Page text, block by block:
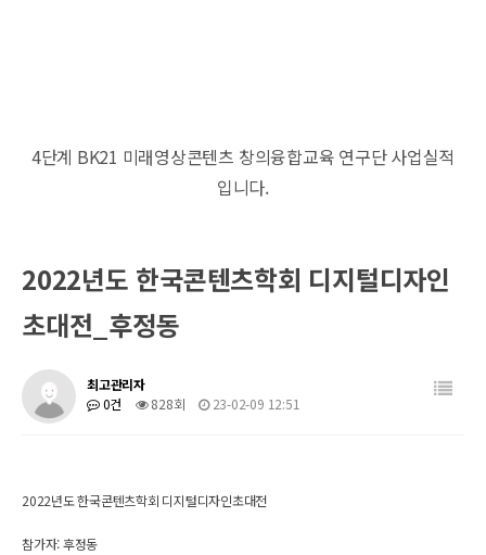
4단계 BK21 미래영상콘텐츠 창의융합교육 연구단 사업실적
입니다.
2022년도 한국콘텐츠학회 디지털디자인
초대전_후정동
최고관리자
0건
828회 23-02-09 12:51
2022년도 한국콘텐츠학회 디지털디자인초대전
참가자: 후정동